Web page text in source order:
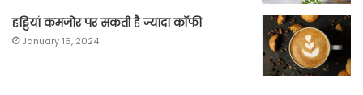
हड्डियां कमजोर पर सकती है ज्यादा कॉफी
January 16, 2024